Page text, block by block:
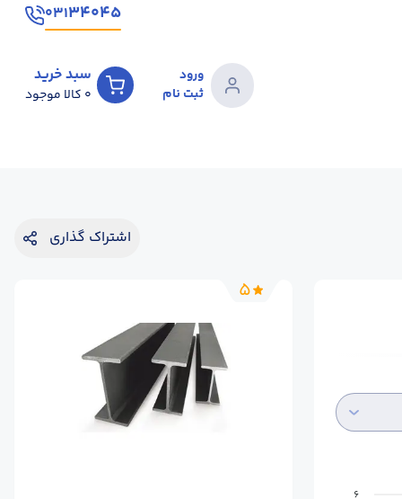
۳۴۰۴۵۰۳۱
ورود
ثبت نام
سبد خرید
0 کالا موجود
اشتراک گذاری
5